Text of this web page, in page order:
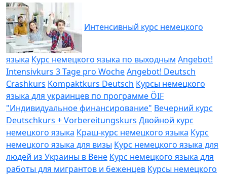
Интенсивный курс немецкого
языка Курс немецкого языка по выходным Angebot!
Intensivkurs 3 Tage pro WocheAngebot! Deutsch
Crashkurs Kompaktkurs Deutsch Курсы немецкого
языка для украинцев по программе ÖIF
"Индивидуальное финансирование" Вечерний курс
Deutschkurs + Vorbereitungskurs Двойной курс
немецкого языка Краш-курс немецкого языка Курс
немецкого языка для визы Курс немецкого языка для
людей из Украины в Вене Курс немецкого языка для
работы для мигрантов и беженцев Курсы немецкого